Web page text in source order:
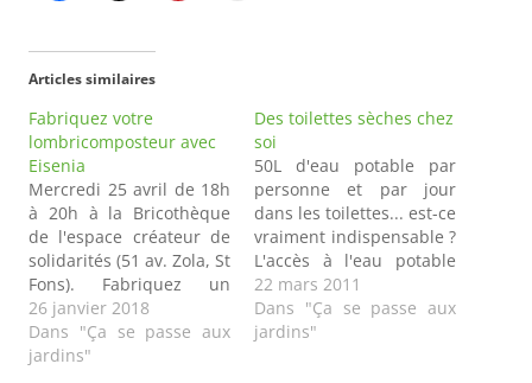
Articles similaires
Fabriquez votre
lombricomposteur avec
Eisenia
Mercredi 25 avril de 18h
à 20h à la Bricothèque
de l'espace créateur de
solidarités (51 av. Zola, St
Fons). Fabriquez un
lombricomposteur à
partir de sceaux et de
vers de terre, vous aurez
26 janvier 2018
Dans "Ça se passe aux
jardins"
Des toilettes sèches chez
soi
50L d'eau potable par
personne et par jour
dans les toilettes... est-ce
vraiment indispensable ?
L'accès à l'eau potable
n'est pas un luxe mais
une richesse sans prix.
Pourtant, nous en jetons
22 mars 2011
Dans "Ça se passe aux
jardins"